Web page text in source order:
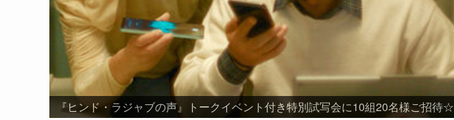
『ヒンド・ラジャブの声』トークイベント付き特別試写会に10組20名様ご招待☆